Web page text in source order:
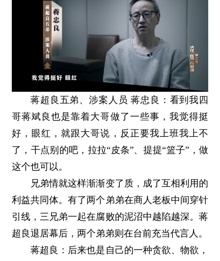
蒋超良五弟、涉案人员 蒋忠良：看到我四
哥蒋斌良也是靠着大哥做了一些事，我觉得挺
好，眼红，就跟大哥说，反正要我上班我上不
了，干点别的吧，拉拉“皮条”、提提“篮子”，做
这个也可以。
兄弟情就这样渐渐变了质，成了互相利用的
利益共同体。有了两个弟弟在商人老板中间穿针
引线，三兄弟一起在腐败的泥沼中越陷越深。蒋
超良退居幕后，两个弟弟则在台前充当代言人。
蒋超良：后来也是自己的一种贪欲、物欲，